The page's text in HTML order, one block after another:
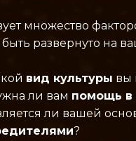
множество
развернуто на
вид культуры вы
ли вам помощь в
ли вашей
?